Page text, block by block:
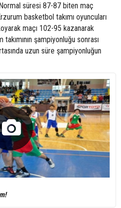
süresi 87-87 biten maç
basketbol takımı oyuncuları
maçı 102-95 kazanarak
şampiyonluğu sonrası
uzun süre şampiyonluğun